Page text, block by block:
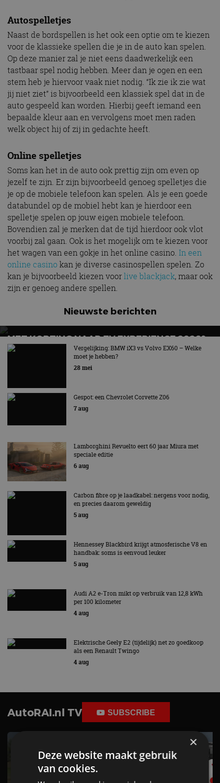
Autospelletjes
Naast de bordspellen is het ook een optie om te kiezen
voor de klassieke spellen die je in de auto kan spelen.
Op deze manier zal je niet eens daadwerkelijk een
tastbaar spel nodig hebben. Meer dan je ogen en een
stem heb je hiervoor vaak niet nodig. “Ik zie ik zie wat
jij niet ziet” is bijvoorbeeld een klassiek spel dat in de
auto gespeeld kan worden. Hierbij geeft iemand een
bepaalde kleur aan en vervolgens moet men raden
welk object hij of zij in gedachte heeft.
Online spelletjes
Soms kan het in de auto ook prettig zijn om even op
jezelf te zijn. Er zijn bijvoorbeeld genoeg spelletjes die
je op de mobiele telefoon kan spelen. Als je een goede
databundel op de mobiel hebt kan je hierdoor een
spelletje spelen op jouw eigen mobiele telefoon.
Bovendien zal je merken dat de tijd hierdoor ook vlot
voorbij zal gaan. Ook is het mogelijk om te kiezen voor
het wagen van een gokje in het online casino. In een
online casinokan je diverse casinospellen spelen. Zo
kan je bijvoorbeeld kiezen voorlive blackjack, maar ook
zijn er genoeg andere spellen.
Nieuwste berichten
MET KORTING NAAR EV EXPERIENCE 2026?
AUTORAI REGELT HET!
EV Experience 2026 van 24 tot 26 september
Vergelijking: BMW iX3 vs Volvo EX60 – Welke
moet je hebben?
28 mei
Gespot: een Chevrolet Corvette Z06
7 aug
Lamborghini Revuelto eert 60 jaar Miura met
speciale editie
6 aug
Carbon fibre op je laadkabel: nergens voor nodig,
en precies daarom geweldig
5 aug
Hennessey Blackbird krijgt atmosferische V8 en
handbak: soms is eenvoud leuker
5 aug
Audi A2 e-Tron mikt op verbruik van 12,8 kWh
per 100 kilometer
4 aug
Elektrische Geely E2 (tijdelijk) net zo goedkoop
als een Renault Twingo
4 aug
AutoRAI.nl TV SUBSCRIBE
×
Deze website maakt gebruik
van cookies.